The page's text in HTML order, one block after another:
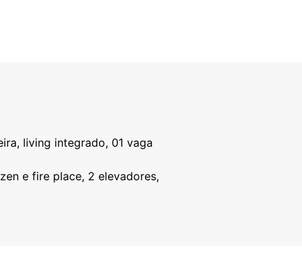
living integrado, 01 vaga
e fire place, 2 elevadores,